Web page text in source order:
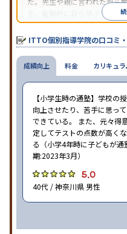
を、能動的に自ら学ぶ子に育
である。個別指導の授業とは
て別料金で提供されるので、
心の成長を求める家庭にオス
ITTO個別指導学院の口コミ
成績向上
【小学生時の通塾】学校の
向上させたり、苦手に思っ
できている。 また、元々得
定してテストの点数が高く
る（小学4年時に子どもが通
期:2023年3月）
5.0
40代 / 神奈川県 男性
料金 カリキュラ